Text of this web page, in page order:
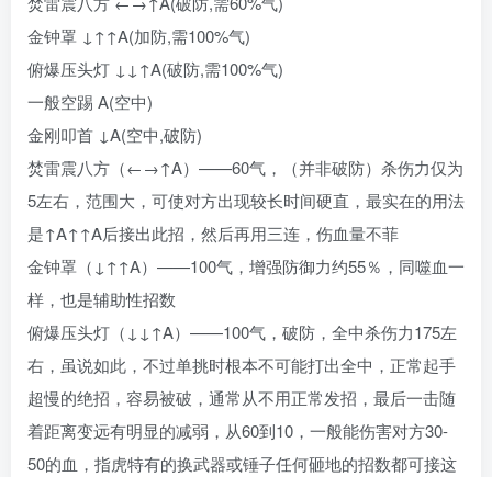
金钟罩 ↓↑↑A(加防,需100%气)
俯爆压头灯 ↓↓↑A(破防,需100%气)
一般空踢 A(空中)
金刚叩首 ↓A(空中,破防)
焚雷震八方（←→↑A）——60气，（并非破防）杀伤力仅为
5左右，范围大，可使对方出现较长时间硬直，最实在的用法
是↑A↑↑A后接出此招，然后再用三连，伤血量不菲
金钟罩（↓↑↑A）——100气，增强防御力约55％，同噬血一
样，也是辅助性招数
俯爆压头灯（↓↓↑A）——100气，破防，全中杀伤力175左
右，虽说如此，不过单挑时根本不可能打出全中，正常起手
超慢的绝招，容易被破，通常从不用正常发招，最后一击随
着距离变远有明显的减弱，从60到10，一般能伤害对方30-
50的血，指虎特有的换武器或锤子任何砸地的招数都可接这